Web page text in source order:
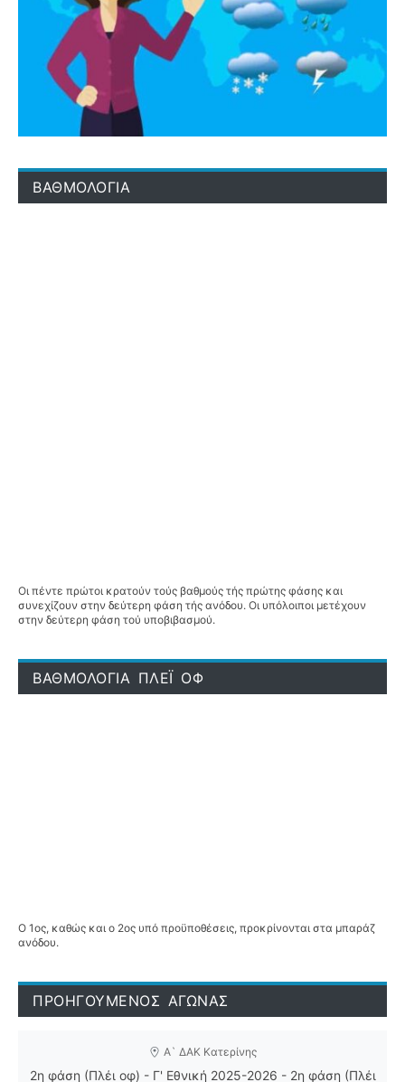
ΒΑΘΜΟΛΟΓΙΑ
Οι πέντε πρώτοι κρατούν τούς βαθμούς τής πρώτης φάσης και
συνεχίζουν στην δεύτερη φάση τής ανόδου. Οι υπόλοιποι μετέχουν
στην δεύτερη φάση τού υποβιβασμού.
ΒΑΘΜΟΛΟΓΙΑ ΠΛΕΪ ΟΦ
Ο 1ος, καθώς και ο 2ος υπό προϋποθέσεις, προκρίνονται στα μπαράζ
ανόδου.
ΠΡΟΗΓΟΥΜΕΝΟΣ ΑΓΩΝΑΣ
Α` ΔΑΚ Κατερίνης
2η φάση (Πλέι οφ) - Γ' Εθνική 2025-2026 - 2η φάση (Πλέι